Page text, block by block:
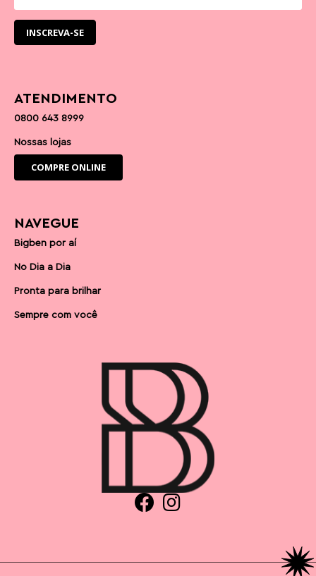
NAVEGUE
Bigben por aí
No Dia a Dia
Pronta para brilhar
Sempre com você
ATENDIMENTO
0800 643 8999
Nossas lojas
COMPRE ONLINE